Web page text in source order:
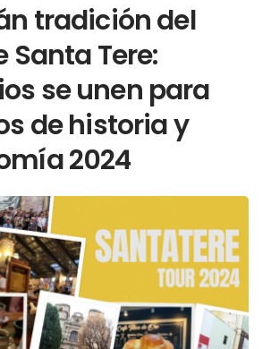
tradición del
Santa Tere:
se unen para
de historia y
2024